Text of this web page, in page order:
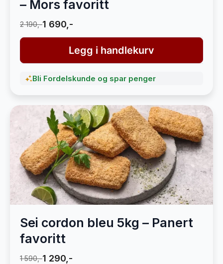
– Mors favoritt
2 190,-1 690,-
Legg i handlekurv
Bli Fordelskunde og spar penger
Sei cordon bleu 5kg – Panert
favoritt
1 590,-1 290,-